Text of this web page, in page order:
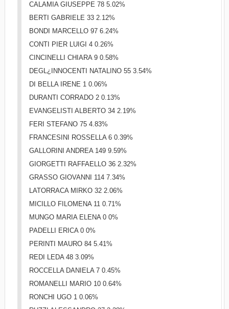
CALAMIA GIUSEPPE 78 5.02%
BERTI GABRIELE 33 2.12%
BONDI MARCELLO 97 6.24%
CONTI PIER LUIGI 4 0.26%
CINCINELLI CHIARA 9 0.58%
DEGL¿INNOCENTI NATALINO 55 3.54%
DI BELLA IRENE 1 0.06%
DURANTI CORRADO 2 0.13%
EVANGELISTI ALBERTO 34 2.19%
FERI STEFANO 75 4.83%
FRANCESINI ROSSELLA 6 0.39%
GALLORINI ANDREA 149 9.59%
GIORGETTI RAFFAELLO 36 2.32%
GRASSO GIOVANNI 114 7.34%
LATORRACA MIRKO 32 2.06%
MICILLO FILOMENA 11 0.71%
MUNGO MARIA ELENA 0 0%
PADELLI ERICA 0 0%
PERINTI MAURO 84 5.41%
REDI LEDA 48 3.09%
ROCCELLA DANIELA 7 0.45%
ROMANELLI MARIO 10 0.64%
RONCHI UGO 1 0.06%